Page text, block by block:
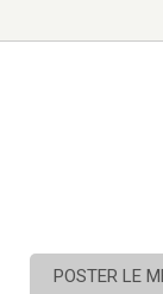
POSTER LE